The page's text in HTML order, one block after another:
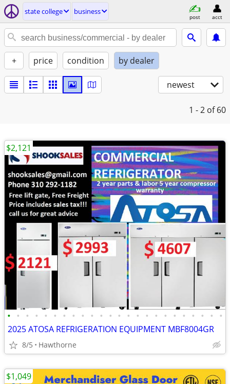
state college business
post acct
+ price condition by dealer
newest
1 - 2 of 60
• • • • • • • • • • • • • • • • • • • • • • • •
2025 ATOSA REFRIGERATION EQUIPMENT MBF8004GR
8/5 Hawthorne
$2,121
$1,049